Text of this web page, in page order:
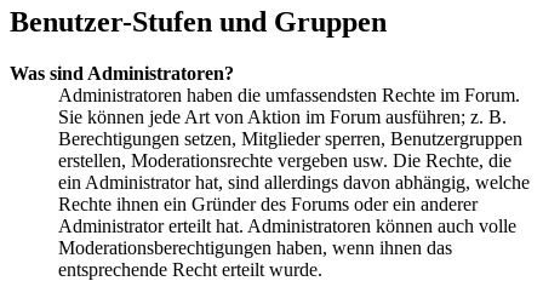
Benutzer-Stufen und Gruppen
Was sind Administratoren?
Administratoren haben die umfassendsten Rechte im Forum.
Sie können jede Art von Aktion im Forum ausführen; z. B.
Berechtigungen setzen, Mitglieder sperren, Benutzergruppen
erstellen, Moderationsrechte vergeben usw. Die Rechte, die
ein Administrator hat, sind allerdings davon abhängig, welche
Rechte ihnen ein Gründer des Forums oder ein anderer
Administrator erteilt hat. Administratoren können auch volle
Moderationsberechtigungen haben, wenn ihnen das
entsprechende Recht erteilt wurde.